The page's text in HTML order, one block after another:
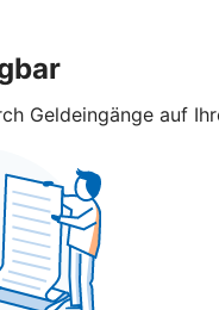
Geldeingänge auf